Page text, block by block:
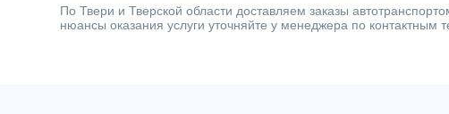
По Твери и Тверской области доставляем заказы
нюансы оказания услуги уточняйте у менеджера по